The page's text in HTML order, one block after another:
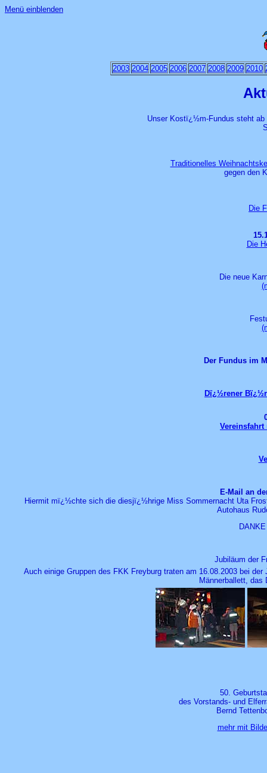
Menü einblenden
2003 2004 2005 2006 2007 2008 2009 2010
Unser Kostï¿½m-Fundus steht
Traditionelles
gegen den
Die
Die
Die neue
Der Fundus im
Dï¿½rener
Vereinsfahrt
E-Mail an
Hiermit mï¿½chte sich die diesjï¿½hrige Miss Sommernacht Uta
Autohaus
Jubiläum der
Auch einige Gruppen des FKK Freyburg traten am 16.08.2003 bei
Männerballett, das
50.
des Vorstands- und
Bernd
mehr mit